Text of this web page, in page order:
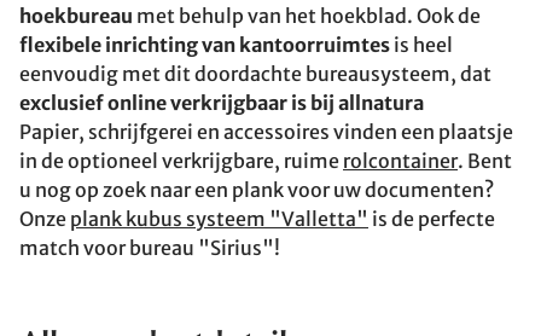
hoekbureau met behulp van het hoekblad. Ook de
flexibele inrichting van kantoorruimtes is heel
eenvoudig met dit doordachte bureausysteem, dat
exclusief online verkrijgbaar is bij allnatura
Papier, schrijfgerei en accessoires vinden een plaatsje
in de optioneel verkrijgbare, ruime rolcontainer. Bent
u nog op zoek naar een plank voor uw documenten?
Onze plank kubus systeem "Valletta" is de perfecte
match voor bureau "Sirius"!